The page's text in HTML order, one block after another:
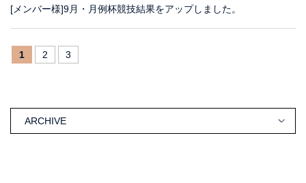
[メンバー様]9月・月例杯競技結果をアップしました。
1 2 3
ARCHIVE